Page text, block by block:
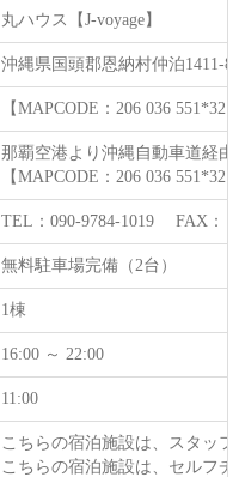
丸ハウス【J-voyage】
沖縄県国頭郡恩納村仲泊1411-8
【MAPCODE：206 036 551*32
那覇空港より沖縄自動車道経
【MAPCODE：206 036 551*32
TEL：090-9784-1019 FAX： -
無料駐車場完備（2台）
1棟
16:00 ～ 22:00
11:00
こちらの宿泊施設は、スタッ
こちらの宿泊施設は、セルフ